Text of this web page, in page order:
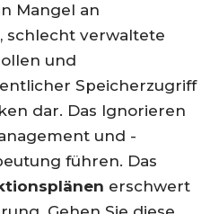
Mangel an
schlecht verwaltete
und
Speicherzugriff
dar. Das Ignorieren
und -
führen. Das
erschwert